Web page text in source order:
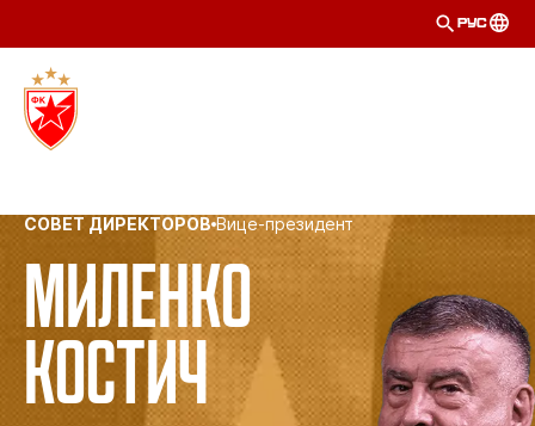
РУС
СОВЕТ ДИРЕКТОРОВ Вице-президент
Миленко
Костич